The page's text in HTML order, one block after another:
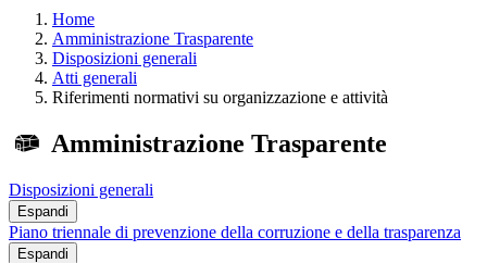
Home
Amministrazione Trasparente
Disposizioni generali
Atti generali
Riferimenti normativi su organizzazione e attività
Amministrazione Trasparente
Disposizioni generali
Espandi
Piano triennale di prevenzione della corruzione e della trasparenza
Espandi